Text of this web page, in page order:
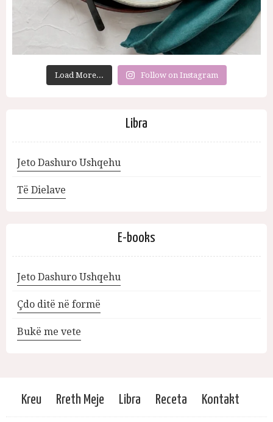
Load More... Follow on Instagram
Libra
Jeto Dashuro Ushqehu
Të Dielave
E-books
Jeto Dashuro Ushqehu
Çdo ditë në formë
Bukë me vete
Kreu Rreth Meje Libra Receta Kontakt